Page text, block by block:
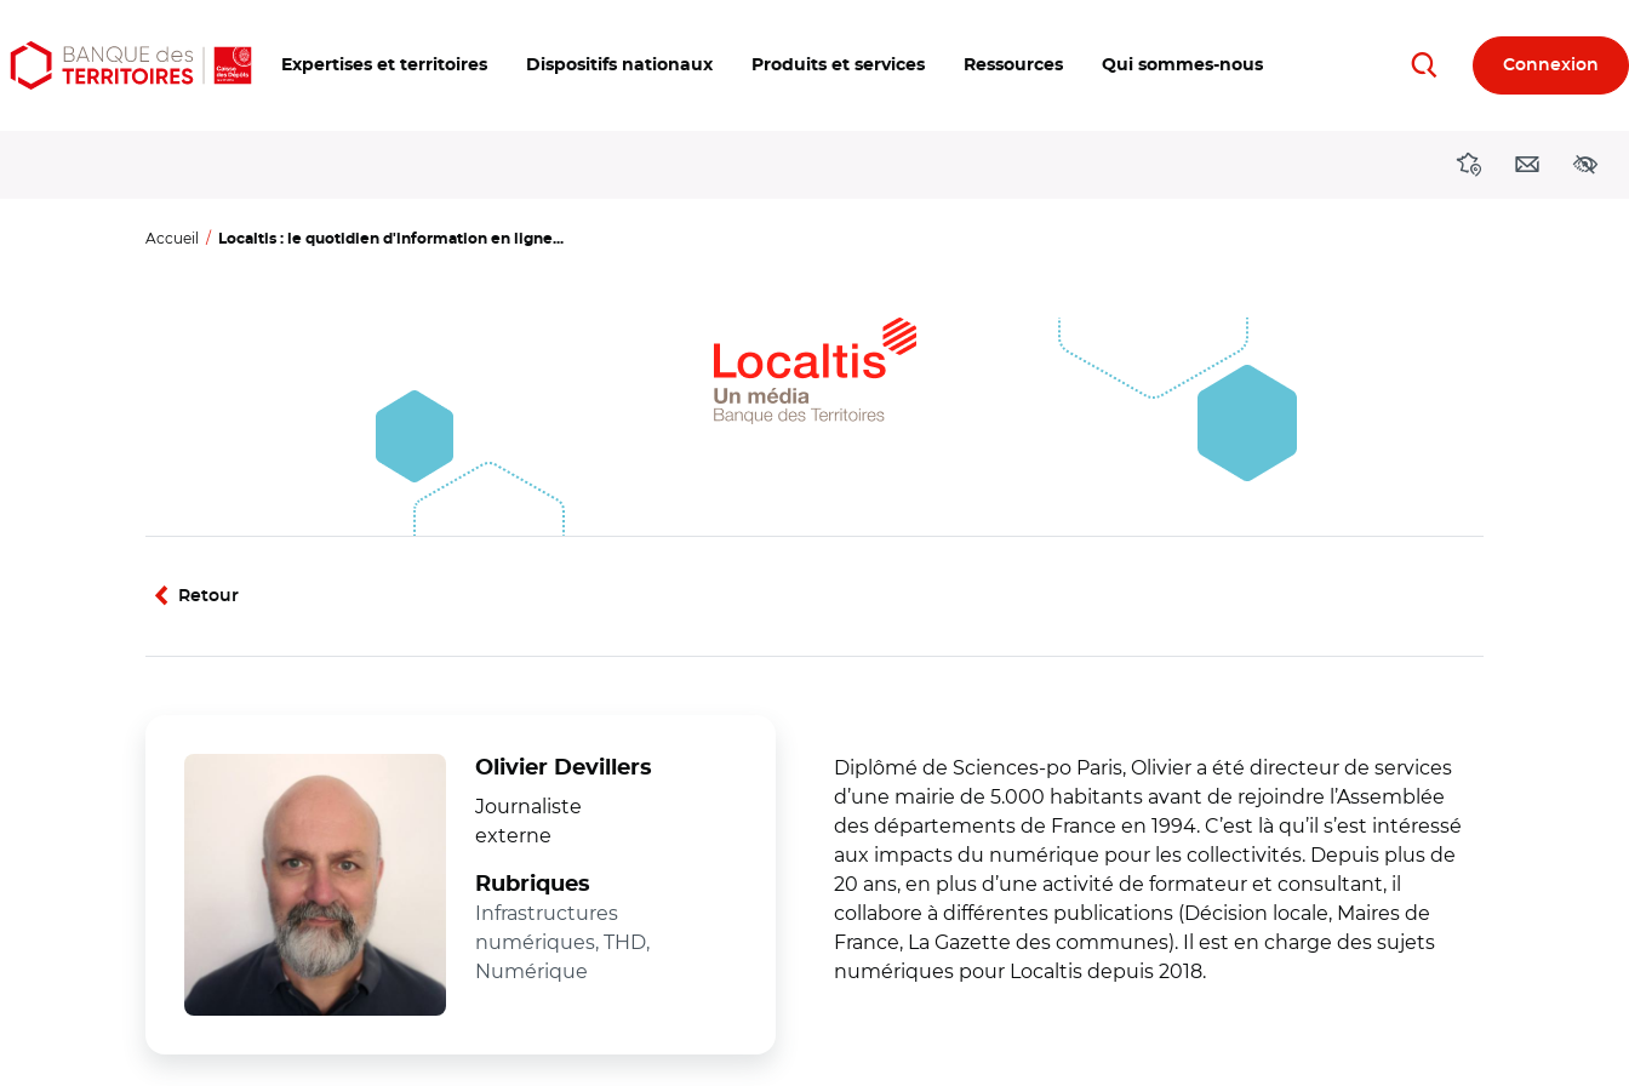
Aller
au
Aller
au
Ouvrir
les
Expertises et territoires Dispositifs nationaux Produits et services Ressources Qui sommes-nous RechercherConnexion
DirectionsContact
Accueil Localtis : le quotidien d'information en ligne...
Retour
Olivier Devillers
Journaliste
externe
Rubriques
Infrastructures
numériques, THD,
Numérique
Diplômé de Sciences-po Paris, Olivier a été directeur de services
d’une mairie de 5.000 habitants avant de rejoindre l’Assemblée
des départements de France en 1994. C’est là qu’il s’est intéressé
aux impacts du numérique pour les collectivités. Depuis plus de
20 ans, en plus d’une activité de formateur et consultant, il
collabore à différentes publications (Décision locale, Maires de
France, La Gazette des communes). Il est en charge des sujets
numériques pour Localtis depuis 2018.